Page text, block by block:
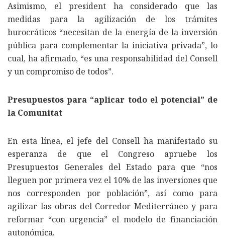
Asimismo, el president ha considerado que las
medidas para la agilización de los trámites
burocráticos “necesitan de la energía de la inversión
pública para complementar la iniciativa privada”, lo
cual, ha afirmado, “es una responsabilidad del Consell
y un compromiso de todos”.
Presupuestos para “aplicar todo el potencial” de
la Comunitat
En esta línea, el jefe del Consell ha manifestado su
esperanza de que el Congreso apruebe los
Presupuestos Generales del Estado para que “nos
lleguen por primera vez el 10% de las inversiones que
nos corresponden por población”, así como para
agilizar las obras del Corredor Mediterráneo y para
reformar “con urgencia” el modelo de financiación
autonómica.